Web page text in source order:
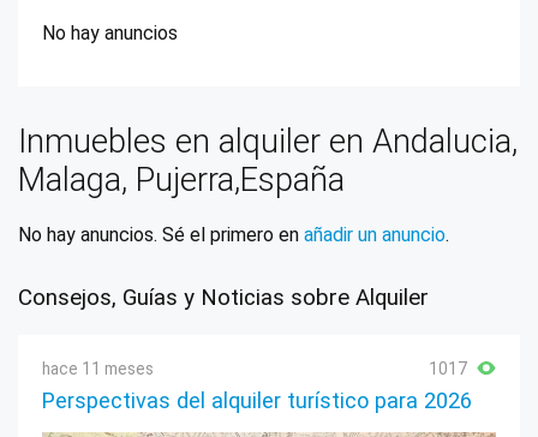
No hay anuncios
Inmuebles en alquiler en Andalucia,
Malaga, Pujerra,España
No hay anuncios. Sé el primero en añadir un anuncio.
Consejos, Guías y Noticias sobre Alquiler
hace 11 meses 1017
Perspectivas del alquiler turístico para 2026